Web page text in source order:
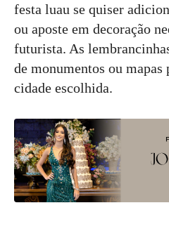
festa luau se quiser
ou aposte em decoração
futurista. As
de monumentos ou mapas
cidade escolhida.